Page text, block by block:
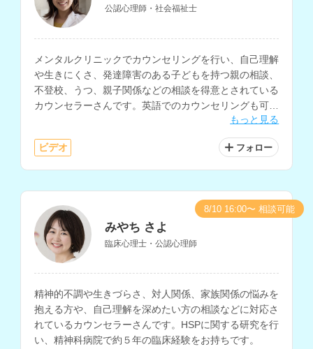
公認心理師・社会福祉士
メンタルクリニックでカウンセリングを行い、自己理解
や生きにくさ、発達障害のある子どもを持つ親の相談、
不登校、うつ、親子関係などの相談を得意とされている
カウンセラーさんです。英語でのカウンセリングも可能
で、大学でのキャリアカウンセリングなどの経験もお持
もっと見る
ビデオ フォロー
みやち さよ
臨床心理士・公認心理師
精神的不調や生きづらさ、対人関係、家族関係の悩みを
抱える方や、自己理解を深めたい方の相談などに対応さ
れているカウンセラーさんです。HSPに関する研究を行
い、精神科病院で約５年の臨床経験をお持ちです。
8/10 16:00〜 相談可能